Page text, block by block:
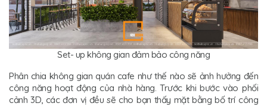
Set- up không gian đảm bảo công năng
Phân chia không gian quán cafe như thế nào sẽ ảnh hưởng đến
công năng hoạt động của nhà hàng. Trước khi bước vào phối
cảnh 3D, các đơn vị đều sẽ cho bạn thấy mặt bằng bố trí công